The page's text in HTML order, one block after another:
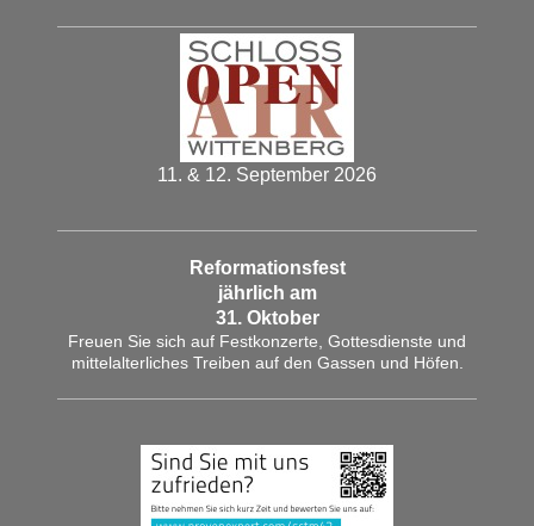
11. & 12. September 2026
Reformationsfest
jährlich am
31. Oktober
Freuen Sie sich auf Festkonzerte, Gottesdienste und
mittelalterliches Treiben auf den Gassen und Höfen.